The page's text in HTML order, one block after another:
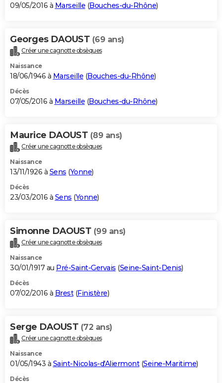
09/05/2016 à Marseille (Bouches-du-Rhône)
Georges DAOUST (69 ans)
Créer une cagnotte obsèques
Naissance
18/06/1946 à Marseille (Bouches-du-Rhône)
Décès
07/05/2016 à Marseille (Bouches-du-Rhône)
Maurice DAOUST (89 ans)
Créer une cagnotte obsèques
Naissance
13/11/1926 à Sens (Yonne)
Décès
23/03/2016 à Sens (Yonne)
Simonne DAOUST (99 ans)
Créer une cagnotte obsèques
Naissance
30/01/1917 au Pré-Saint-Gervais (Seine-Saint-Denis)
Décès
07/02/2016 à Brest(Finistère)
Serge DAOUST (72 ans)
Créer une cagnotte obsèques
Naissance
01/05/1943 à Saint-Nicolas-d'Aliermont(Seine-Maritime)
Décès